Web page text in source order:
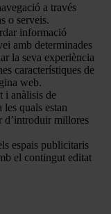
a través
o serveis.
informació
amb determinades
la seva experiència
característiques de
web.
i anàlisis de
les quals estan
d’introduir millores
espais publicitaris
el contingut editat